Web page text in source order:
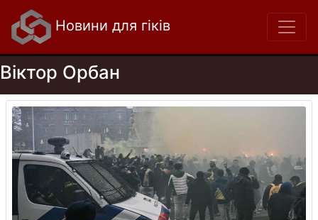
Новини для гіків
Віктор Орбан